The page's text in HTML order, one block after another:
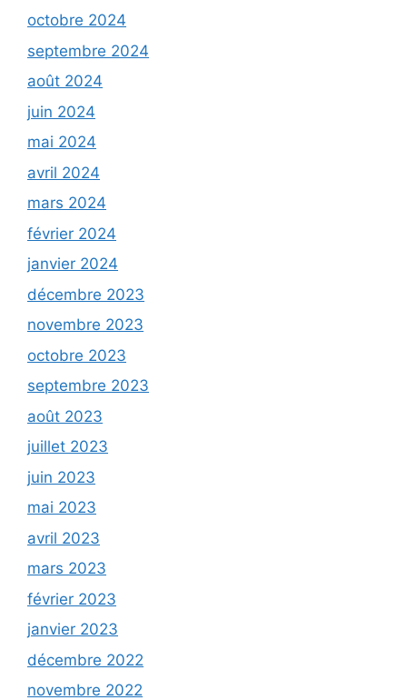
octobre 2024
septembre 2024
août 2024
juin 2024
mai 2024
avril 2024
mars 2024
février 2024
janvier 2024
décembre 2023
novembre 2023
octobre 2023
septembre 2023
août 2023
juillet 2023
juin 2023
mai 2023
avril 2023
mars 2023
février 2023
janvier 2023
décembre 2022
novembre 2022